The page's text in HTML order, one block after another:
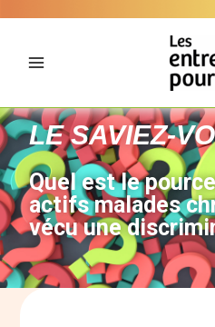
LE SAVIEZ-
Quel est le
actifs malades
vécu une